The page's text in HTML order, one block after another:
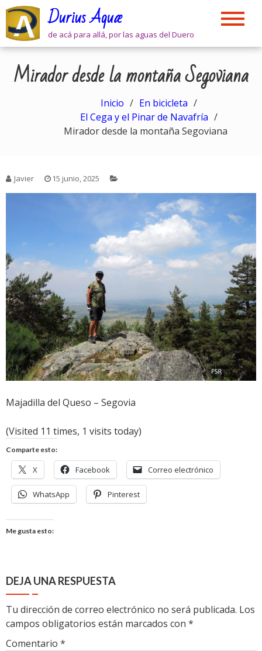
Skip
content
Durius Aquæ
de acá para allá, por las aguas del Duero
Mirador desde la montaña Segoviana
Inicio
En bicicleta
El Cega y el Pinar de Navafría
Mirador desde la montaña Segoviana
Javier 15 junio, 2025
Majadilla del Queso – Segovia
(Visited 11 times, 1 visits today)
Comparte esto:
X Facebook Correo electrónico
WhatsApp Pinterest
Me gusta esto:
DEJA UNA RESPUESTA
Tu dirección de correo electrónico no será publicada. Los
campos obligatorios están marcados con *
Comentario *